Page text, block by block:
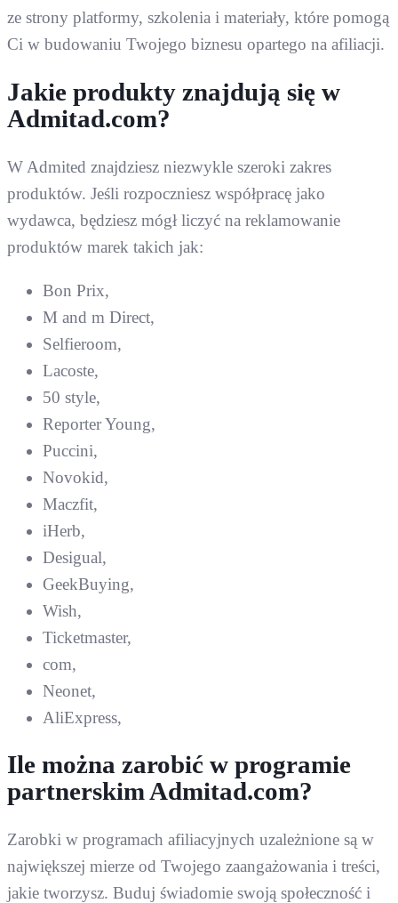
ze strony platformy, szkolenia i materiały, które pomogą
Ci w budowaniu Twojego biznesu opartego na afiliacji.
Jakie produkty znajdują się w
Admitad.com?
W Admited znajdziesz niezwykle szeroki zakres
produktów. Jeśli rozpoczniesz współpracę jako
wydawca, będziesz mógł liczyć na reklamowanie
produktów marek takich jak:
Bon Prix,
M and m Direct,
Selfieroom,
Lacoste,
50 style,
Reporter Young,
Puccini,
Novokid,
Maczfit,
iHerb,
Desigual,
GeekBuying,
Wish,
Ticketmaster,
com,
Neonet,
AliExpress,
Ile można zarobić w programie
partnerskim Admitad.com?
Zarobki w programach afiliacyjnych uzależnione są w
największej mierze od Twojego zaangażowania i treści,
jakie tworzysz. Buduj świadomie swoją społeczność i